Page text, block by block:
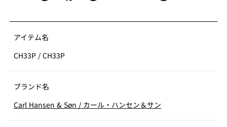
アイテム名
CH33P / CH33P
ブランド名
Carl Hansen & Søn / カール・ハンセン＆サン